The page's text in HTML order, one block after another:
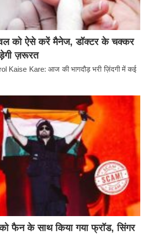
को ऐसे करें मैनेज, डॉक्टर के चक्कर
ज़रूरत
Kaise Kare: आज की भागदौड़ भरी ज़िंदगी में कई
फैन के साथ किया गया फ्रॉड, सिंगर